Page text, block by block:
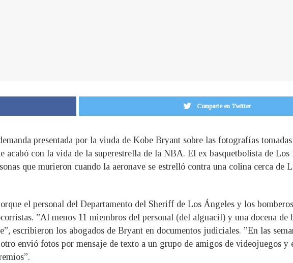
Comparte en Twitter
presentada por la viuda de Kobe Bryant sobre las fotografías
acabó con la vida de la superestrella de la NBA. El ex basquetbolista de
que murieron cuando la aeronave se estrelló contra una colina cerca de
el personal del Departamento del Sheriff de Los Ángeles y los
”Al menos 11 miembros del personal (del alguacil) y una docena de
escribieron los abogados de Bryant en documentos judiciales. ”En las
envió fotos por mensaje de texto a un grupo de amigos de videojuegos y